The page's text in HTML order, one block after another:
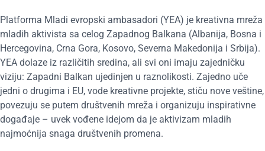
Platforma Mladi evropski ambasadori (YEA) je kreativna mreža
mladih aktivista sa celog Zapadnog Balkana (Albanija, Bosna i
Hercegovina, Crna Gora, Kosovo, Severna Makedonija i Srbija).
YEA dolaze iz različitih sredina, ali svi oni imaju zajedničku
viziju: Zapadni Balkan ujedinjen u raznolikosti. Zajedno uče
jedni o drugima i EU, vode kreativne projekte, stiču nove veštine,
povezuju se putem društvenih mreža i organizuju inspirativne
događaje – uvek vođene idejom da je aktivizam mladih
najmoćnija snaga društvenih promena.